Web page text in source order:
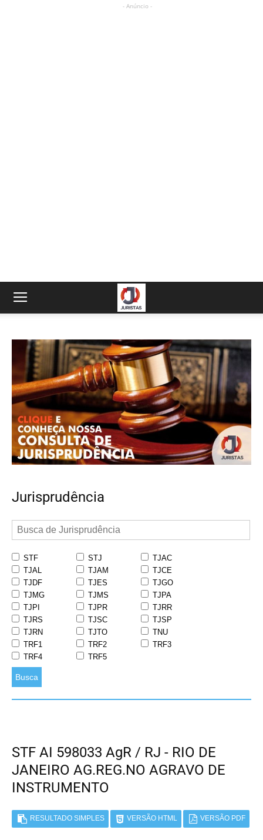
- Anúncio -
Jurisprudência
STF STJ
TJAC
TJAL
TJAM
TJCE
TJDF
TJES
TJGO
TJMG
TJMS
TJPA
TJPI
TJPR
TJRR
TJRS
TJSC
TJSP
TJRN
TJTO
TNU
TRF1
TRF2
TRF3
TRF4
TRF5
Busca
STF AI 598033 AgR / RJ - RIO DE
JANEIRO AG.REG.NO AGRAVO DE
INSTRUMENTO
RESULTADO SIMPLES VERSÃO HTML VERSÃO PDF